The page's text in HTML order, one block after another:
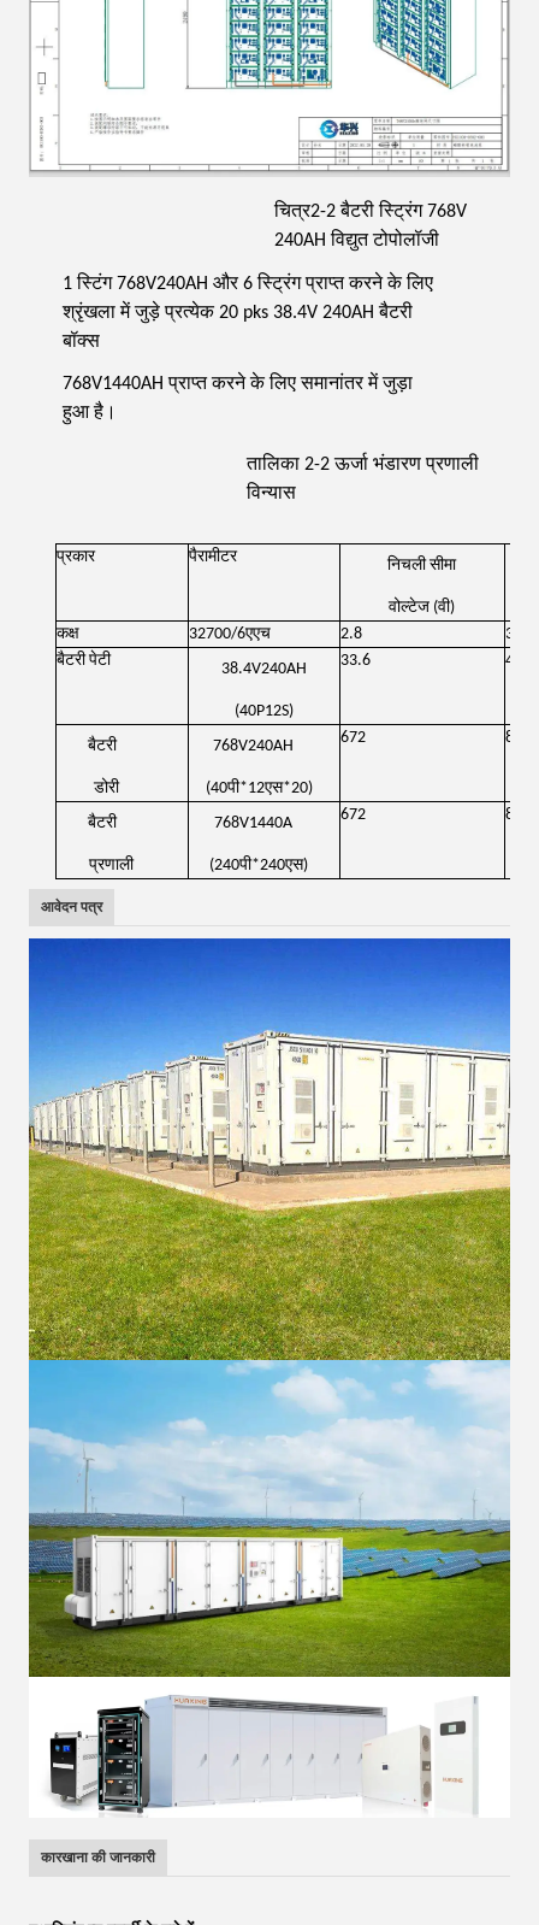
चित्र2-2 बैटरी स्ट्रिंग 768V
240AH विद्युत टोपोलॉजी
1 स्टिंग 768V240AH और 6 स्ट्रिंग प्राप्त करने के लिए
श्रृंखला में जुड़े प्रत्येक 20 pks 38.4V 240AH बैटरी
बॉक्स
768V1440AH प्राप्त करने के लिए समानांतर में जुड़ा
हुआ है।
तालिका 2-2 ऊर्जा भंडारण प्रणाली
विन्यास
प्रकार पैरामीटर निचली सीमा
वोल्टेज (वी)
कक्ष
32700/6एएच 2.8
3.6
बैटरी पेटी
38.4V240AH
(40P12S)
33.6 43.2
बैटरी
डोरी
768V240AH
(40पी*12एस*20)
672 864
बैटरी
प्रणाली
768V1440A
(240पी*240एस)
672 864
आवेदन पत्र
कारखाना की जानकारी